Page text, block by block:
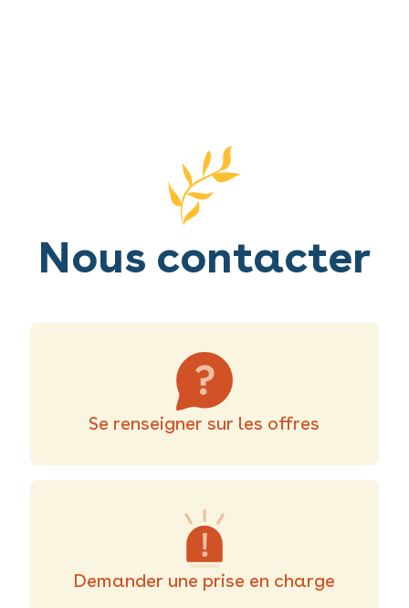
Nous contacter
Se renseigner sur les offres
Demander une prise en charge